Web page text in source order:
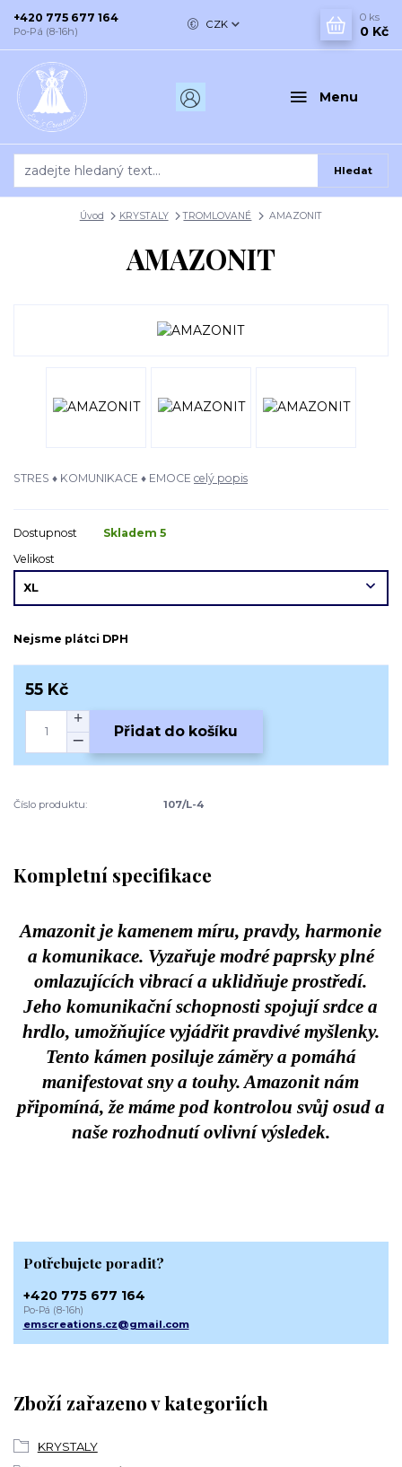
Menu
CZK
Hledat
+420 775 677 164
Po-Pá (8-16h)
0 ks
0 Kč
Úvod KRYSTALY TROMLOVANÉ AMAZONIT
AMAZONIT
STRES ♦ KOMUNIKACE ♦ EMOCE celý popis
Dostupnost
Skladem 5
Velikost
Nejsme plátci DPH
55 Kč
Přidat do košíku
Číslo produktu: 107/L-4
Kompletní specifikace
Amazonit je kamenem míru, pravdy, harmonie
a komunikace. Vyzařuje modré paprsky plné
omlazujících vibrací a uklidňuje prostředí.
Jeho komunikační schopnosti spojují srdce a
hrdlo, umožňujíce vyjádřit pravdivé myšlenky.
Tento kámen posiluje záměry a pomáhá
manifestovat sny a touhy. Amazonit nám
připomíná, že máme pod kontrolou svůj osud a
naše rozhodnutí ovlivní výsledek.
Zboží zařazeno v kategoriích
KRYSTALY
Potřebujete poradit?
+420 775 677 164
Po-Pá (8-16h)
emscreations.cz@gmail.com